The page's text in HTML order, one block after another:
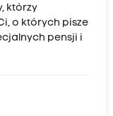
którzy
o których pisze
pensji i